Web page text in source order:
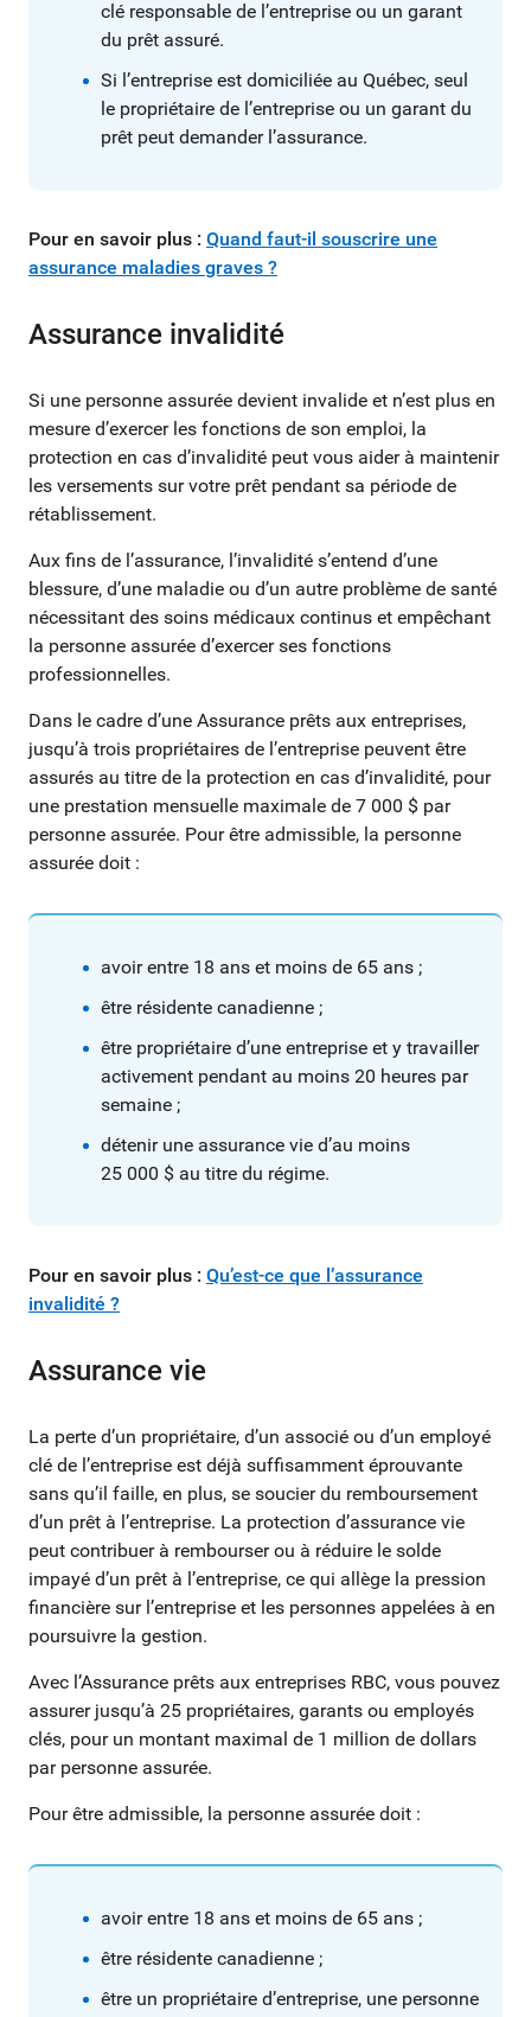
clé responsable de l’entreprise ou un garant
du prêt assuré.
Si l’entreprise est domiciliée au Québec, seul
le propriétaire de l’entreprise ou un garant du
prêt peut demander l’assurance.
Pour en savoir plus : Quand faut-il souscrire une
assurance maladies graves ?
Assurance invalidité
Si une personne assurée devient invalide et n’est plus en
mesure d’exercer les fonctions de son emploi, la
protection en cas d’invalidité peut vous aider à maintenir
les versements sur votre prêt pendant sa période de
rétablissement.
Aux fins de l’assurance, l’invalidité s’entend d’une
blessure, d’une maladie ou d’un autre problème de santé
nécessitant des soins médicaux continus et empêchant
la personne assurée d’exercer ses fonctions
professionnelles.
Dans le cadre d’une Assurance prêts aux entreprises,
jusqu’à trois propriétaires de l’entreprise peuvent être
assurés au titre de la protection en cas d’invalidité, pour
une prestation mensuelle maximale de 7 000 $ par
personne assurée. Pour être admissible, la personne
assurée doit :
avoir entre 18 ans et moins de 65 ans ;
être résidente canadienne ;
être propriétaire d’une entreprise et y travailler
activement pendant au moins 20 heures par
semaine ;
détenir une assurance vie d’au moins
25 000 $ au titre du régime.
Pour en savoir plus : Qu’est-ce que l’assurance
invalidité ?
Assurance vie
La perte d’un propriétaire, d’un associé ou d’un employé
clé de l’entreprise est déjà suffisamment éprouvante
sans qu’il faille, en plus, se soucier du remboursement
d’un prêt à l’entreprise. La protection d’assurance vie
peut contribuer à rembourser ou à réduire le solde
impayé d’un prêt à l’entreprise, ce qui allège la pression
financière sur l’entreprise et les personnes appelées à en
poursuivre la gestion.
Avec l’Assurance prêts aux entreprises RBC, vous pouvez
assurer jusqu’à 25 propriétaires, garants ou employés
clés, pour un montant maximal de 1 million de dollars
par personne assurée.
Pour être admissible, la personne assurée doit :
avoir entre 18 ans et moins de 65 ans ;
être résidente canadienne ;
être un propriétaire d’entreprise, une personne